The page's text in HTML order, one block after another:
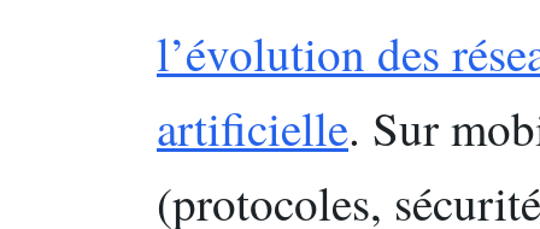
l’évolution des
artificielle. Sur
(protocoles,